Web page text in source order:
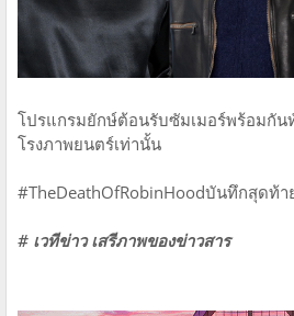
โปรแกรมยักษ์ต้อนรับซัมเมอร์พร้อมกัน
โรงภาพยนตร์เท่านั้น
#TheDeathOfRobinHoodบันทึกสุดท้า
# เวทีข่าว เสรีภาพของข่าวสาร